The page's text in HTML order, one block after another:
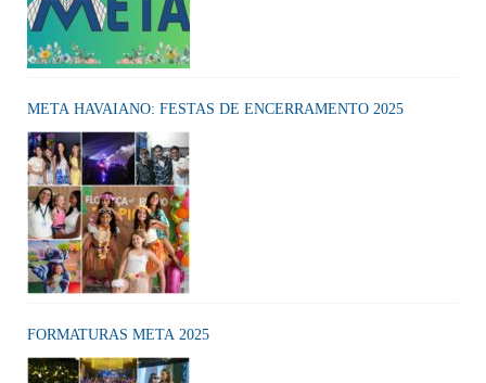
META HAVAIANO: FESTAS DE ENCERRAMENTO 2025
FORMATURAS META 2025